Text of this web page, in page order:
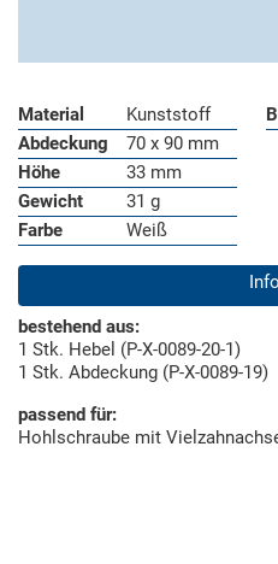
Material
Kunststoff
Abdeckung
70 x 90 mm
Höhe
33 mm
Gewicht
31 g
Farbe
Weiß
Info
bestehend aus:
1 Stk. Hebel (P-X-0089-20-1)
1 Stk. Abdeckung (P-X-0089-19)
passend für:
Hohlschraube mit